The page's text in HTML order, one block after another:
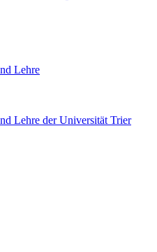
Lehre
Lehre der Universität Trier